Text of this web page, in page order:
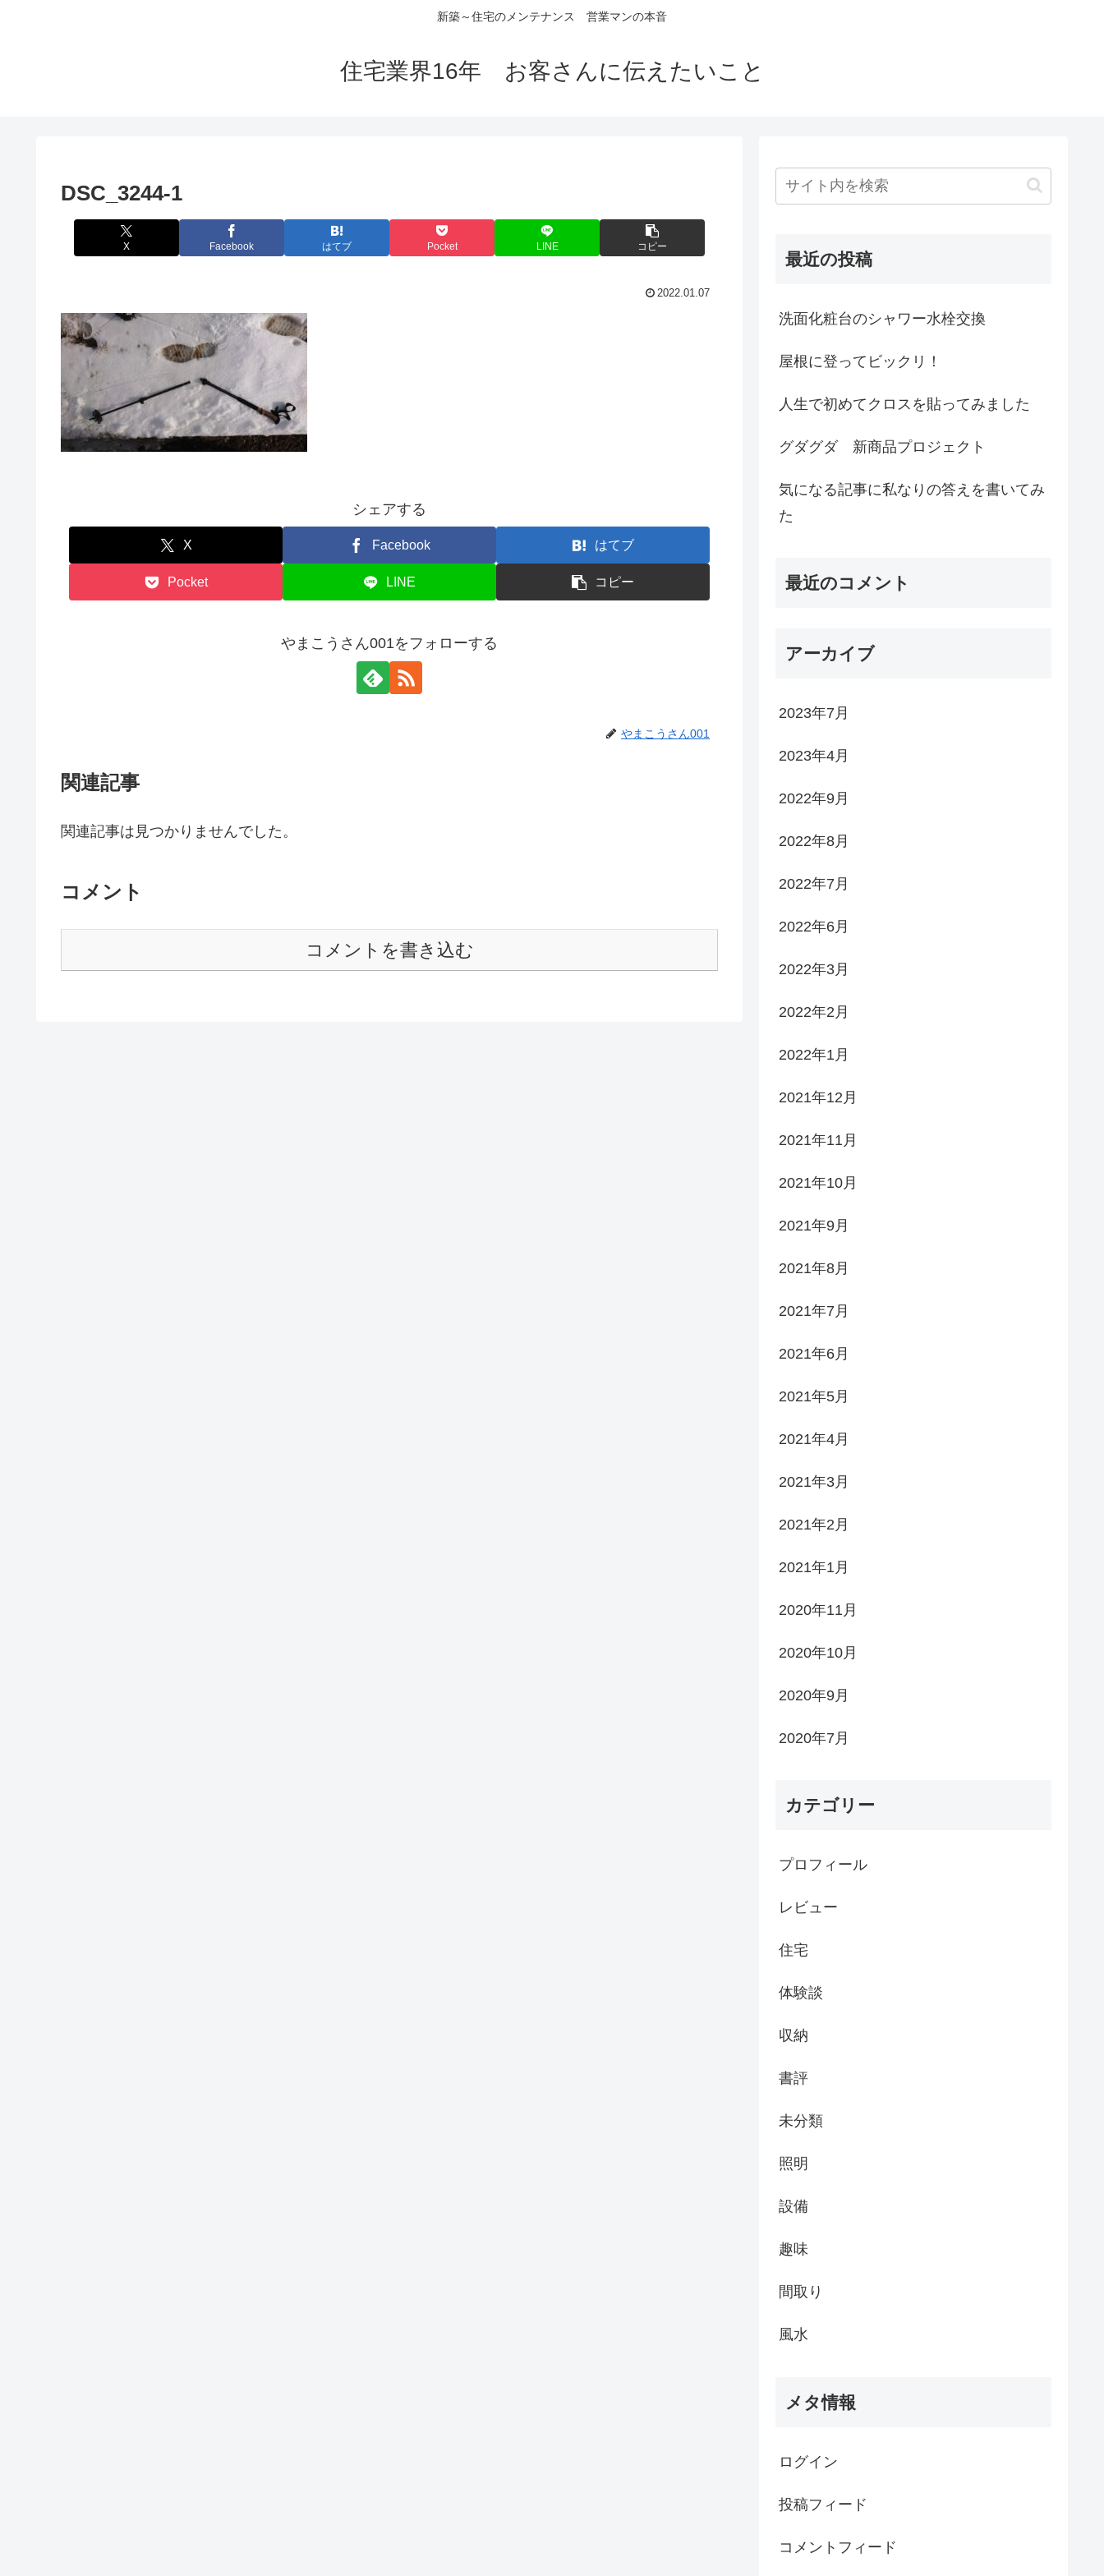
新築～住宅のメンテナンス 営業マンの本音
住宅業界16年 お客さんに伝えたいこと
DSC_3244-1
X Facebook はてブ Pocket LINE コピー
2022.01.07
シェアする
X Facebook はてブ
Pocket LINE コピー
やまこうさん001をフォローする
やまこうさん001
関連記事
関連記事は見つかりませんでした。
コメント
コメントを書き込む
最近の投稿
洗面化粧台のシャワー水栓交換
屋根に登ってビックリ！
人生で初めてクロスを貼ってみました
グダグダ 新商品プロジェクト
気になる記事に私なりの答えを書いてみ
た
最近のコメント
アーカイブ
2023年7月
2023年4月
2022年9月
2022年8月
2022年7月
2022年6月
2022年3月
2022年2月
2022年1月
2021年12月
2021年11月
2021年10月
2021年9月
2021年8月
2021年7月
2021年6月
2021年5月
2021年4月
2021年3月
2021年2月
2021年1月
2020年11月
2020年10月
2020年9月
2020年7月
カテゴリー
プロフィール
レビュー
住宅
体験談
収納
書評
未分類
照明
設備
趣味
間取り
風水
メタ情報
ログイン
投稿フィード
コメントフィード